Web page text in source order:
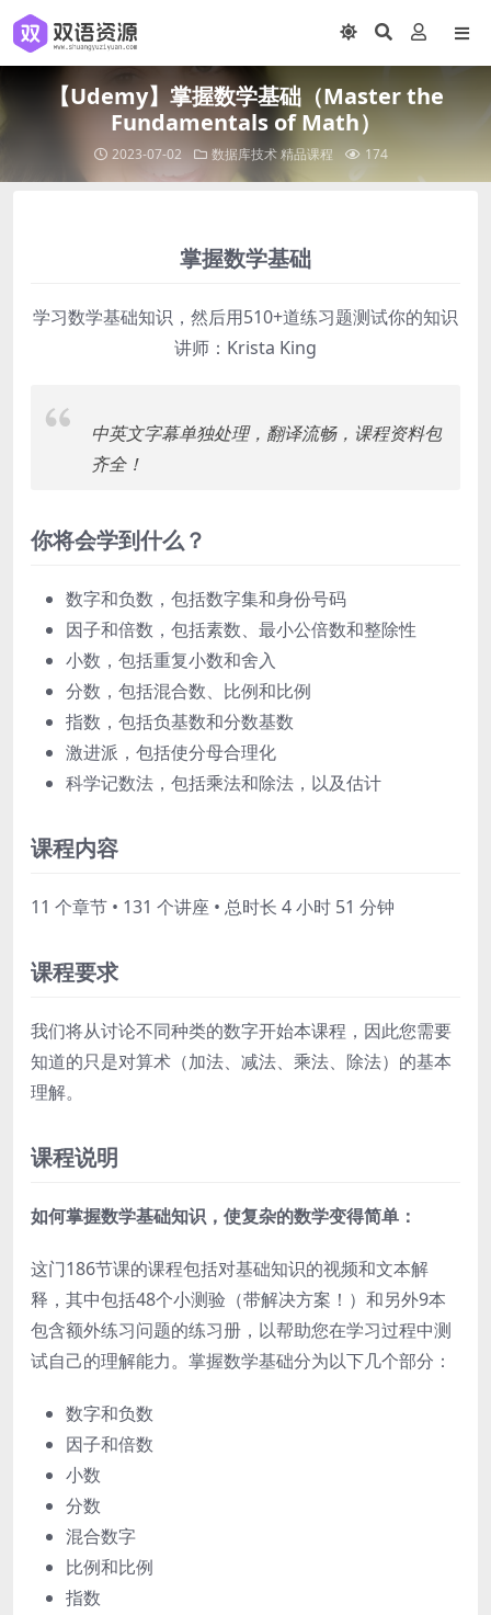
【Udemy】掌握数学基础（Master the
Fundamentals of Math）
2023-07-02 数据库技术精品课程 174
掌握数学基础
学习数学基础知识，然后用510+道练习题测试你的知识
讲师：Krista King
中英文字幕单独处理，翻译流畅，课程资料包
齐全！
你将会学到什么？
数字和负数，包括数字集和身份号码
因子和倍数，包括素数、最小公倍数和整除性
小数，包括重复小数和舍入
分数，包括混合数、比例和比例
指数，包括负基数和分数基数
激进派，包括使分母合理化
科学记数法，包括乘法和除法，以及估计
课程内容
11 个章节 • 131 个讲座 • 总时长 4 小时 51 分钟
课程要求
我们将从讨论不同种类的数字开始本课程，因此您需要
知道的只是对算术（加法、减法、乘法、除法）的基本
理解。
课程说明
如何掌握数学基础知识，使复杂的数学变得简单：
这门186节课的课程包括对基础知识的视频和文本解
释，其中包括48个小测验（带解决方案！）和另外9本
包含额外练习问题的练习册，以帮助您在学习过程中测
试自己的理解能力。掌握数学基础分为以下几个部分：
数字和负数
因子和倍数
小数
分数
混合数字
比例和比例
指数